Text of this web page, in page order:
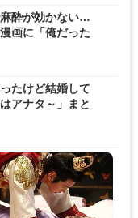
酔が効かない…
画に「俺だった
たけど結婚して
アナタ～」まと